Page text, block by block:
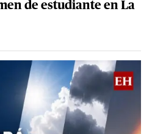
de estudiante en La